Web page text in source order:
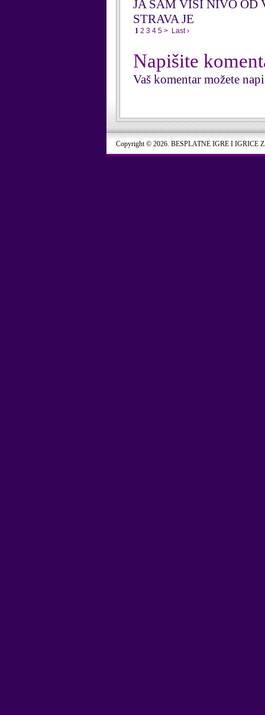
JA SAM VISI NIVO OD
STRAVA JE
1 2 3 4 5 > Last ›
Napišite
Vaš komentar možete
Copyright © 2026. BESPLATNE IGRE I IGRICE